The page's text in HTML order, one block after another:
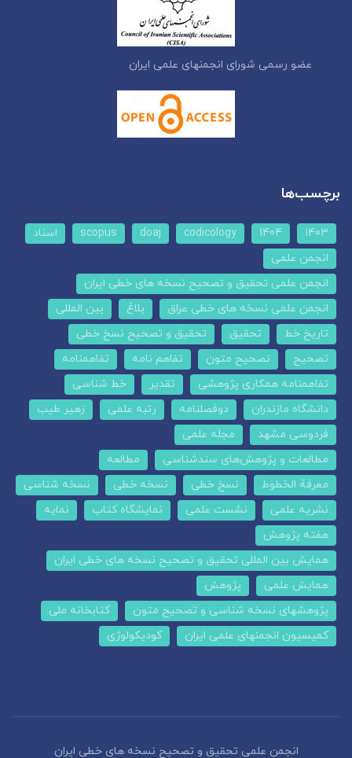
عضو رسمی شورای انجمنهای علمی ایران
برچسب‌ها
1403
1404
codicology
doaj
scopus
اسناد
انجمن علمی
انجمن علمی تحقیق و تصحیح نسخه های خطی ایران
انجمن علمی نسخه های خطی عراق
بلاغ
بین المللی
تاریخ خط
تحقیق
تحقیق و تصحیح نسخ خطی
تصحیح
تصحیح متون تفاهم نامه
تفاهمنامه
تفاهمنامه همکاری پژوهشی
تقدیر
خط شناسی
دانشگاه مازندران
دوفصلنامه رتبه علمی
زهیر طیب
فردوسی مشهد
مجله علمی
مطالعات و پژوهش‌های سندشناسی
مطالعه
معرفة الخطوط
نسخ خطی نسخه خطی
نسخه شناسی
نشریه علمی
نشست علمی نمایشگاه کتاب
نمایه
هفته پژوهش
همایش بین المللی تحقیق و تصحیح نسخه های خطی ایران
همایش علمی
پژوهش
پژوهشهای نسخه شناسی و تصحیح متون
کتابخانه ملی
کمیسیون انجمنهای علمی ایران
کودیکولوژی
انجمن علمی تحقیق و تصحیح نسخه های خطی ایران